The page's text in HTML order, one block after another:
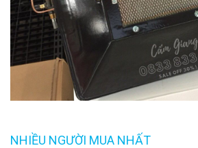
NHIỀU NGƯỜI MUA NHẤT